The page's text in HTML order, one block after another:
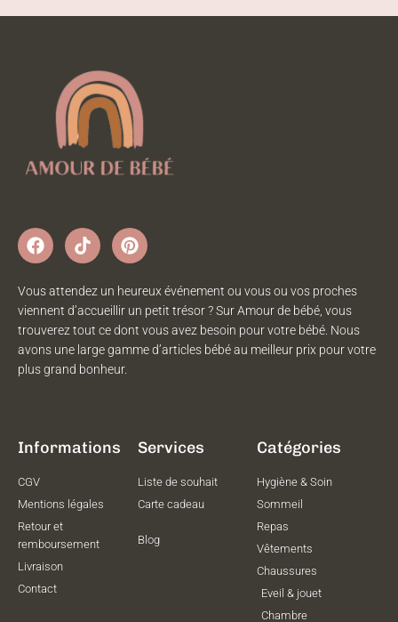
Vous attendez un heureux événement ou vous ou vos proches
viennent d’accueillir un petit trésor ? Sur Amour de bébé, vous
trouverez tout ce dont vous avez besoin pour votre bébé. Nous
avons une large gamme d’articles bébé au meilleur prix pour votre
plus grand bonheur.
Informations
CGV
Mentions légales
Retour et
remboursement
Livraison
Contact
Services
Liste de souhait
Carte cadeau
Blog
Catégories
Hygiène & Soin
Sommeil
Repas
Vêtements
Chaussures
Eveil & jouet
Chambre